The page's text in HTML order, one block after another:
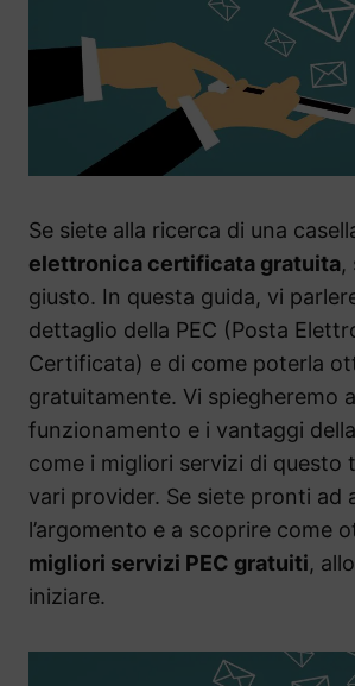
Se siete alla ricerca di una
elettronica certificata gratuita,
giusto. In questa guida, vi
dettaglio della PEC (Posta
Certificata) e di come poterla
gratuitamente. Vi spiegheremo
funzionamento e i vantaggi
come i migliori servizi di questo
vari provider. Se siete pronti ad
l’argomento e a scoprire come
migliori servizi PEC gratuiti,
iniziare.